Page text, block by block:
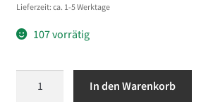
Lieferzeit: ca. 1-5 Werktage
107 vorrätig
In den Warenkorb